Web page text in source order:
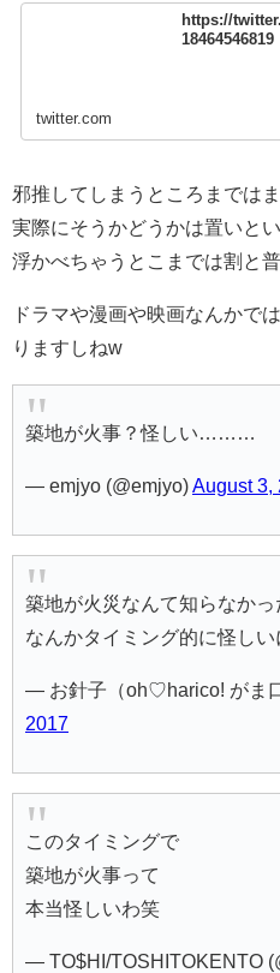
https://
18464546819
twitter.com
邪推してしまうところまでは
実際にそうかどうかは置いと
浮かべちゃうとこまでは割と
ドラマや漫画や映画なんかで
りますしねw
築地が火事？怪しい………
— emjyo (@emjyo)August 3,
築地が火災なんて知らなかっ
なんかタイミング的に怪しい
— お針子（oh♡harico! がま
2017
このタイミングで
築地が火事って
本当怪しいわ笑
— TO$HI/TOSHITOKENTO